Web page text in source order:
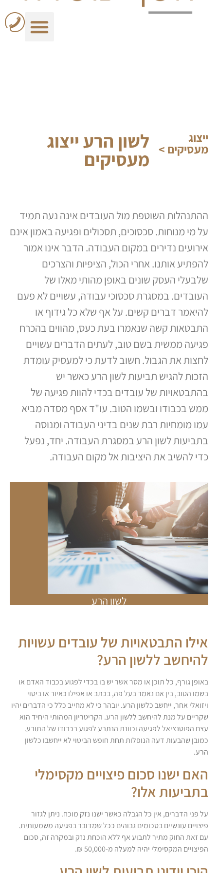
ייצוג
מעסיקים > לשון הרע ייצוג
מעסיקים
לשון הרע
ההתנהלות השוטפת מול העובדים אינה נעה תמיד
על מי מנוחות. סכסוכים, תסכולים ופגיעה באמון אינם
אירועים נדירים במקום העבודה. הדבר אינו אמור
להפתיע אותנו. אחרי הכול, הציפיות והצרכים
שלבעלי העסק שונים באופן מהותי מאלו של
העובדים. במסגרת סכסוכי עבודה, עשויים לא פעם
להיאמר דברים קשים. על אף שלא כל גידוף או
התבטאות קשה שנאמרו בעת כעס, מהווים בהכרח
פגיעה ממשית בשם טוב, לעתים הדברים עשויים
לחצות את הגבול. חשוב לדעת כי למעסיק עומדת
הזכות להגיש תביעות לשון הרע כאשר יש
בהתבטאויות של עובדים בכדי להוות פגיעה של
ממש בכבודו ובשמו הטוב. עו"ד אסף מסדה מביא
עמו מומחיות רבת שנים בדיני העבודה ומנוסה
בתביעות לשון הרע במסגרת העבודה. יחד, נפעל
כדי להשיב את היציבות אל מקום העבודה.
אילו התבטאויות של עובדים עשויות
להיחשב ללשון הרע?
באופן גורף, כל תוכן או מסר אשר יש בו בכדי לפגוע בכבוד האדם או
בשמו הטוב, בין אם נאמר בעל פה, בכתב או אפילו כאיור או ביטוי
ויזואלי אחר, ייחשב כלשון הרע. יובהר כי לא מחייב כלל כי הדברים יהיו
שקריים על מנת להיחשב ללשון הרע. הקריטריון המהותי היחיד הוא
עצם הפוטנציאל לפגיעה וכוונת הנתבע לפגוע בכבודו של התובע.
כמובן שהבעות דעה הנופלות תחת חופש הביטוי לא ייחשבו כלשון
הרע.
האם ישנו סכום פיצויים מקסימלי
בתביעות אלו?
על פני הדברים, אין כל הגבלה כאשר ישנו נזק מוכח. ניתן לגזור
פיצויים עונשיים בסכומים גבוהים ככל שמדובר בפגיעה משמעותית.
עם זאת החוק מתיר לתבוע אף ללא הוכחת נזק ובמקרה זה, סכום
הפיצויים המקסימלי יהיה למעלה מ-50,000 ₪.